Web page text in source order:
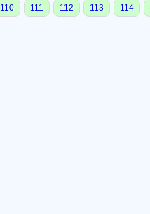
110 111 112 113 114